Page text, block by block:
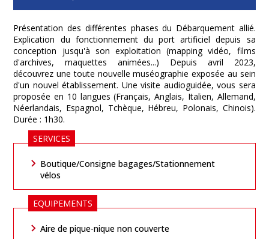
Présentation des différentes phases du Débarquement allié.
Explication du fonctionnement du port artificiel depuis sa
conception jusqu'à son exploitation (mapping vidéo, films
d'archives, maquettes animées...) Depuis avril 2023,
découvrez une toute nouvelle muséographie exposée au sein
d'un nouvel établissement. Une visite audioguidée, vous sera
proposée en 10 langues (Français, Anglais, Italien, Allemand,
Néerlandais, Espagnol, Tchèque, Hébreu, Polonais, Chinois).
Durée : 1h30.
SERVICES
Boutique/Consigne bagages/Stationnement
vélos
EQUIPEMENTS
Aire de pique-nique non couverte